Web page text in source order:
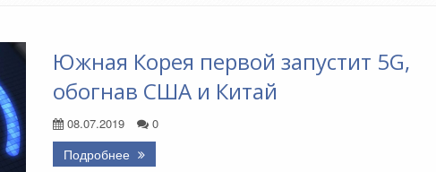
Южная Корея первой запустит 5G,
обогнав США и Китай
08.07.2019 0
Подробнее